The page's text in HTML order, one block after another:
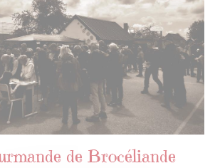
de Brocéliande